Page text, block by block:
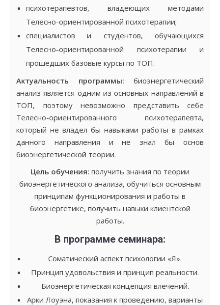
психотерапевтов, владеющих методами
Телесно-ориентированной психотерапии;
специалистов и студентов, обучающихся
Телесно-ориентированной психотерапии и
прошедших базовые курсы по ТОП.
Актуальность программы: биоэнергетический
анализ является одним из основных направлений в
ТОП, поэтому невозможно представить себе
Телесно-ориентированного психотерапевта,
который не владел бы навыками работы в рамках
данного направления и не знал бы основ
биоэнергетической теории.
Цель обучения: получить знания по теории
биоэнергетического анализа, обучиться основным
принципам функционирования и работы в
биоэнергетике, получить навыки клиентской
работы.
В программе семинара:
Соматический аспект психологии «Я».
Принцип удовольствия и принцип реальности.
Биоэнергетическая концепция влечений.
Арки Лоуэна, показания к проведению, варианты